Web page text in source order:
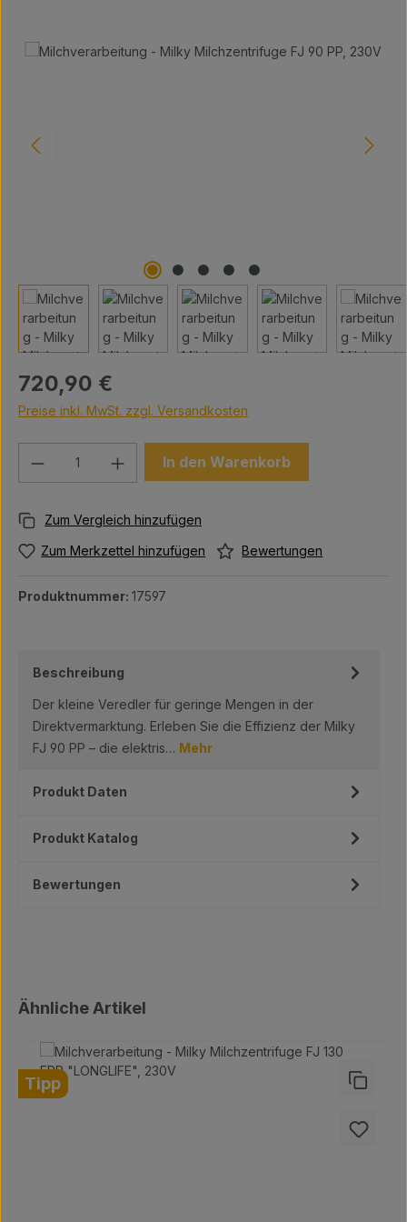
Bildergalerie überspringen
Regulärer Preis:
720,90 €
Preise inkl. MwSt. zzgl. Versandkosten
Produkt Anzahl: Gib den
In den Warenkorb
Zum Merkzettel hinzufügen Bewertungen
Produktnummer: 17597
Beschreibung
Der kleine Veredler für geringe Mengen in der
Direktvermarktung. Erleben Sie die Effizienz der Milky
FJ 90 PP – die elektris… Mehr
Produkt Daten
Produkt Katalog
Bewertungen
Produktgalerie überspringen
Ähnliche Artikel
Tipp